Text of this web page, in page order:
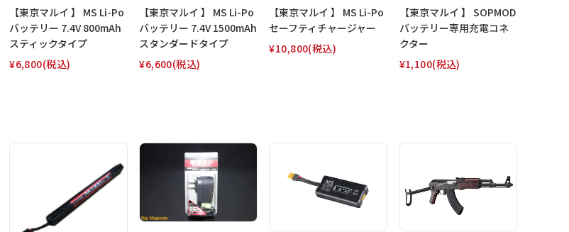
【東京マルイ 】 MS Li-Po
バッテリー 7.4V 800mAh
スティックタイプ
¥6,800(税込)
【東京マルイ 】 MS Li-Po
バッテリー 7.4V 1500mAh
スタンダードタイプ
¥6,600(税込)
【東京マルイ 】 MS Li-Po
セーフティチャージャー
¥10,800(税込)
【東京マルイ 】 SOPMOD
バッテリー専用充電コネ
クター
¥1,100(税込)